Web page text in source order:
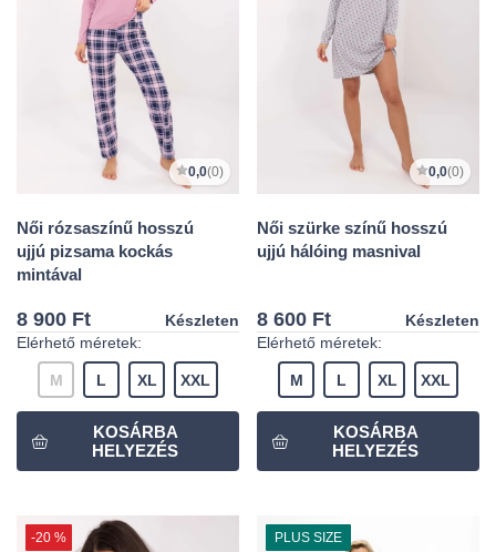
0,0(0)
Női rózsaszínű hosszú
ujjú pizsama kockás
mintával
8 900 Ft
Készleten
Elérhető méretek:
M L XL XXL
0,0(0)
Női szürke színű hosszú
ujjú hálóing masnival
8 600 Ft
Készleten
Elérhető méretek:
M L XL XXL
-20 % PLUS SIZE